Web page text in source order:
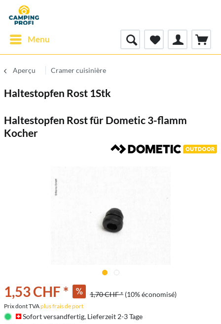
Menu
Aperçu Cramer cuisinière
Haltestopfen Rost 1Stk
Haltestopfen Rost für Dometic 3-flamm
Kocher
1,53 CHF * 1,70 CHF * (10% économisé)
Prix dont TVAplus frais de port
Sofort versandfertig, Lieferzeit 2-3 Tage